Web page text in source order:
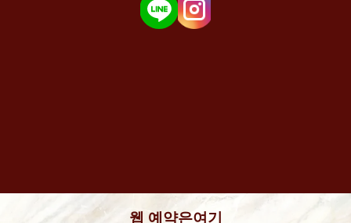
©Eden
웹 예약은여기